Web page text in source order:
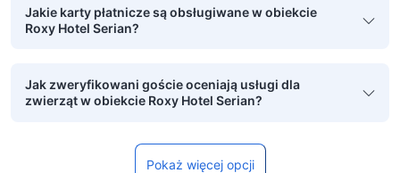
Jakie karty płatnicze są obsługiwane w obiekcie
Roxy Hotel Serian?
Jak zweryfikowani goście oceniają usługi dla
zwierząt w obiekcie Roxy Hotel Serian?
Pokaż więcej opcji